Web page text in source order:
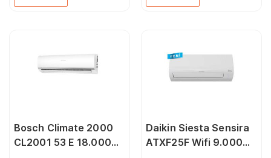
Bosch Climate 2000
CL2001 53 E 18.000
Daikin Siesta Sensira
ATXF25F Wifi 9.000